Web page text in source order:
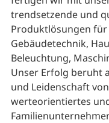
trendsetzende und
Produktlösungen für
Gebäudetechnik,
Beleuchtung,
Unser Erfolg beruht
und Leidenschaft
werteorientiertes